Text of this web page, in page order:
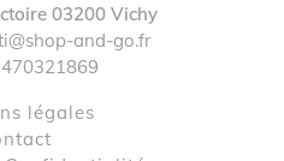
03200 Vichy
and-go.fr
légales